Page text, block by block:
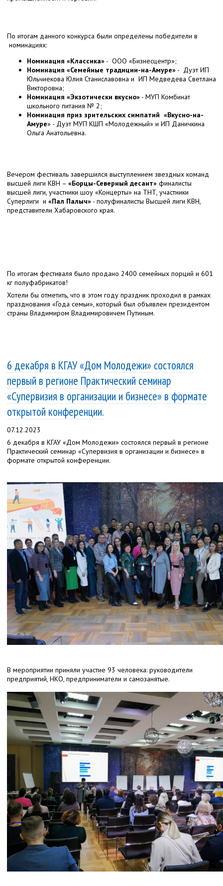
По итогам данного конкурса были определены победители в
номинациях:
Номинация «Классика» - ООО «Бизнесцентр»;
Номинация «Семейные традиции-на-Амуре» - Дуэт ИП
Юльчиекова Юлия Станиславовна и ИП Медведева Светлана
Викторовна;
Номинация «Экзотически вкусно» - МУП Комбинат
школьного питания № 2;
Номинация приз зрительских симпатий «Вкусно-на-
Амуре» - Дуэт МУП КШП «Молодежный» и ИП Даничкина
Ольга Анатольевна.
Вечером фестиваль завершился выступлением звездных команд
высшей лиги КВН – «Борцы-Северный десант» финалисты
высшей лиги, участники шоу «Концерты» на ТНТ, участники
Суперлиги и «Пал Палыч» - полуфиналисты Высшей лиги КВН,
представители Хабаровского края.
По итогам фестиваля было продано 2400 семейных порций и 601
кг полуфабрикатов!
Хотели бы отметить, что в этом году праздник проходил в рамках
празднования «Года семьи», который был объявлен президентом
страны Владимиром Владимировичем Путиным.
6 декабря в КГАУ «Дом Молодежи» состоялся
первый в регионе Практический семинар
«Супервизия в организации и бизнесе» в формате
открытой конференции.
07.12.2023
6 декабря в КГАУ «Дом Молодежи» состоялся первый в регионе
Практический семинар «Супервизия в организации и бизнесе» в
формате открытой конференции.
В мероприятии приняли участие 93 человека: руководители
предприятий, НКО, предприниматели и самозанятые.